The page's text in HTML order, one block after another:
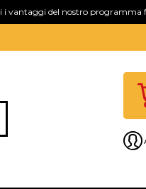
i vantaggi del nostro programma